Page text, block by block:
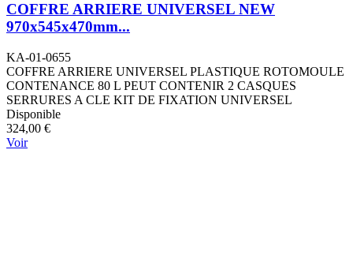
COFFRE ARRIERE UNIVERSEL NEW
970x545x470mm...
KA-01-0655
COFFRE ARRIERE UNIVERSEL PLASTIQUE ROTOMOULE
CONTENANCE 80 L PEUT CONTENIR 2 CASQUES
SERRURES A CLE KIT DE FIXATION UNIVERSEL
Disponible
324,00 €
Voir